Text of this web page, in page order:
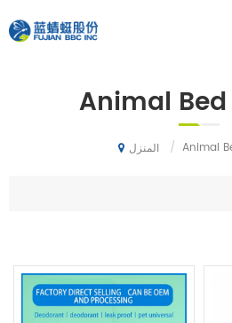
Animal
المنزل / Animal